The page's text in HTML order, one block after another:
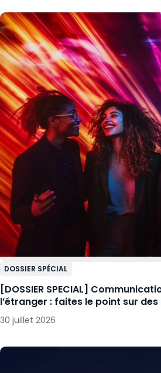
DOSSIER SPÉCIAL
[DOSSIER SPECIAL]
l’étranger : faites le point sur
complexes
30 juillet 2026